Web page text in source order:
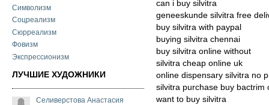
Символизм
Соцреализм
Сюрреализм
Фовизм
Экспрессионизм
ЛУЧШИЕ ХУДОЖНИКИ
Селиверстова Анастасия
can i buy silvitra
geneeskunde silvitra free
buy silvitra with paypal
buying silvitra chennai
buy silvitra online without
silvitra cheap online uk
online dispensary silvitra no
silvitra purchase buy bactrim
want to buy silvitra